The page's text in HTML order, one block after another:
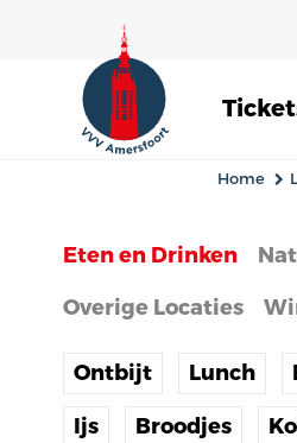
Home
Eten en Drinken
Overige Locaties
Ontbijt Lunch
Ijs
Broodjes